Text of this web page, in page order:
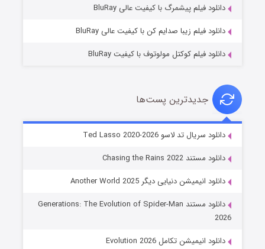
خاندان اژدها فصل ۳
دانلود فیلم پیشمرگ با کیفیت عالی BluRay
دانلود فیلم زیبا صدایم کن با کیفیت عالی BluRay
دانلود فیلم کوکتل مولوتوف با کیفیت BluRay
جدیدترین پست‌ها
دانلود سریال تد لاسو Ted Lasso 2020-2026
دانلود مستند Chasing the Rains 2022
دانلود انیمیشن دنیایی دیگر Another World 2025
دانلود مستند Generations: The Evolution of Spider-Man
2026
دانلود انیمیشن تکامل Evolution 2026